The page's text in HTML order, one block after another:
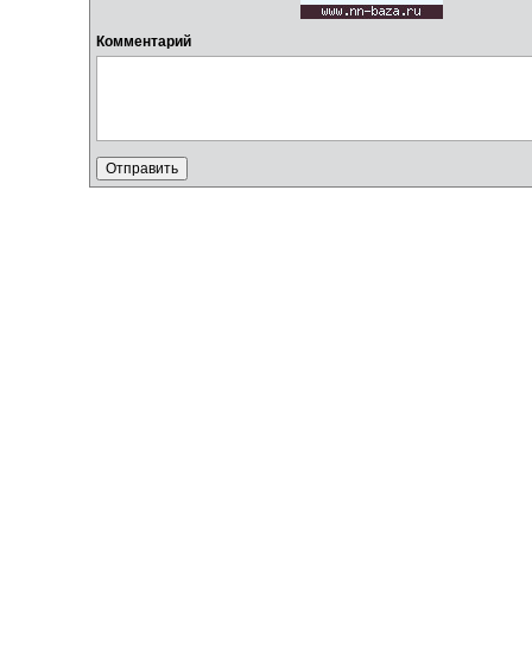
Комментарий